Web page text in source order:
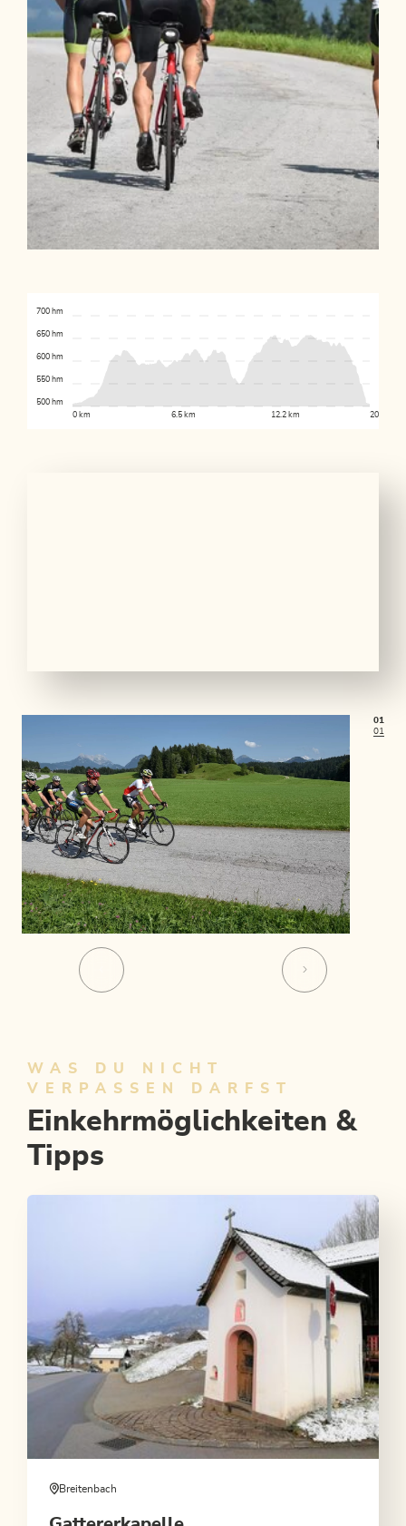
0 km 6.5 km 12.2 km 20 km
500 hm
550 hm
600 hm
650 hm
700 hm
01
01
WAS DU NICHT
VERPASSEN DARFST
Einkehrmöglichkeiten &
Tipps
Breitenbach